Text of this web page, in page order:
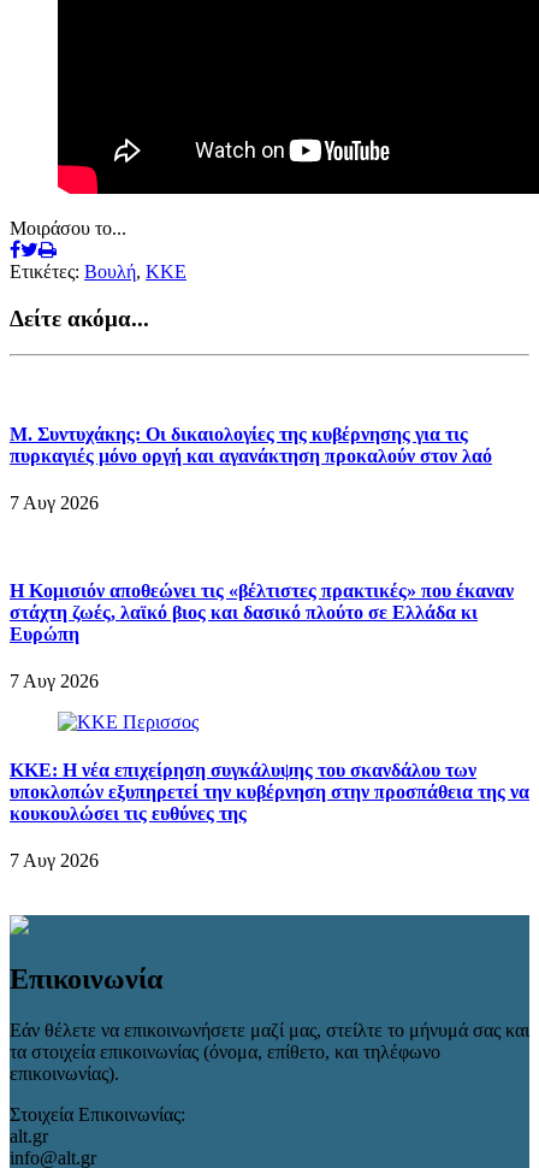
Μοιράσου το...
Ετικέτες: Βουλή, ΚΚΕ
Δείτε ακόμα...
Μ. Συντυχάκης: Οι δικαιολογίες της κυβέρνησης για τις
πυρκαγιές μόνο οργή και αγανάκτηση προκαλούν στον λαό
7 Αυγ 2026
Η Κομισιόν αποθεώνει τις «βέλτιστες πρακτικές» που έκαναν
στάχτη ζωές, λαϊκό βιος και δασικό πλούτο σε Ελλάδα κι
Ευρώπη
7 Αυγ 2026
ΚΚΕ: Η νέα επιχείρηση συγκάλυψης του σκανδάλου των
υποκλοπών εξυπηρετεί την κυβέρνηση στην προσπάθεια της να
κουκουλώσει τις ευθύνες της
7 Αυγ 2026
Επικοινωνία
Εάν θέλετε να επικοινωνήσετε μαζί μας, στείλτε το μήνυμά σας και
τα στοιχεία επικοινωνίας (όνομα, επίθετο, και τηλέφωνο
επικοινωνίας).
Στοιχεία Επικοινωνίας:
alt.gr
info@alt.gr